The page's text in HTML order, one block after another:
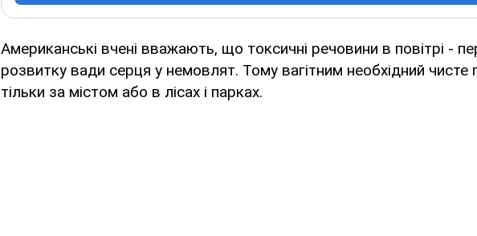
Американські вчені вважають, що токсичні речовини в повітрі -
розвитку вади серця у немовлят. Тому вагітним необхідний чисте
тільки за містом або в лісах і парках.